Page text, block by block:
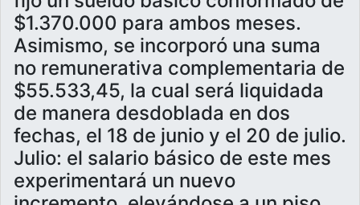
$1.370.000 para ambos meses.
Asimismo, se incorporó una suma
no remunerativa complementaria de
$55.533,45, la cual será liquidada
de manera desdoblada en dos
fechas, el 18 de junio y el 20 de julio.
Julio: el salario básico de este mes
experimentará un nuevo